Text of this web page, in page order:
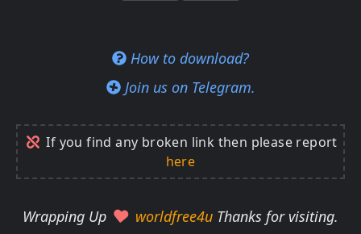
How to download?
Join us on Telegram.
If you find any broken link then please report
here
Wrapping Up worldfree4u Thanks for visiting.